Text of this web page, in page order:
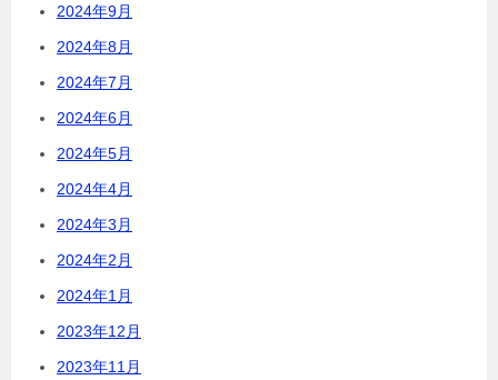
2024年9月
2024年8月
2024年7月
2024年6月
2024年5月
2024年4月
2024年3月
2024年2月
2024年1月
2023年12月
2023年11月